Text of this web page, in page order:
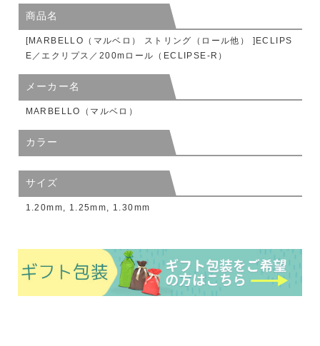
商品名
[MARBELLO（マルベロ） ストリング（ロール他） ]ECLIPS
E／エクリプス／200mロール（ECLIPSE-R）
メーカー名
MARBELLO（マルベロ）
カラー
サイズ
1.20mm, 1.25mm, 1.30mm